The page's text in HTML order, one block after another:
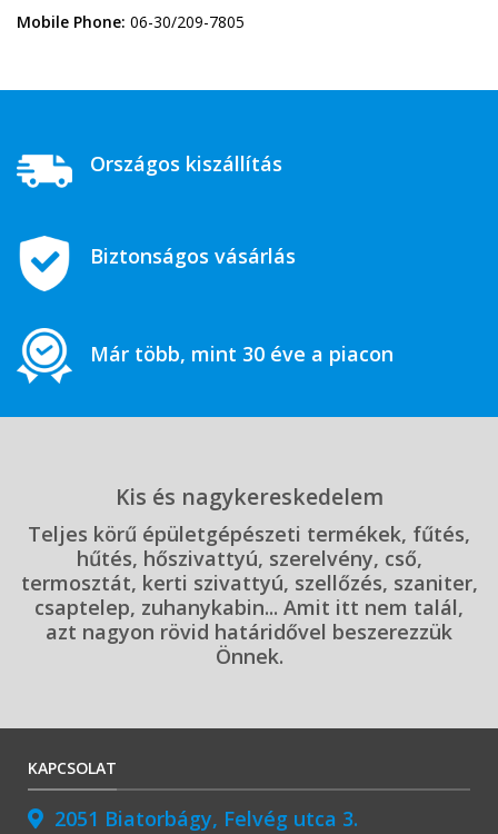
Mobile Phone: 06-30/209-7805
Országos kiszállítás
Biztonságos vásárlás
Már több, mint 30 éve a piacon
Kis és nagykereskedelem
Teljes körű épületgépészeti termékek, fűtés,
hűtés, hőszivattyú, szerelvény, cső,
termosztát, kerti szivattyú, szellőzés, szaniter,
csaptelep, zuhanykabin... Amit itt nem talál,
azt nagyon rövid határidővel beszerezzük
Önnek.
KAPCSOLAT
2051 Biatorbágy, Felvég utca 3.